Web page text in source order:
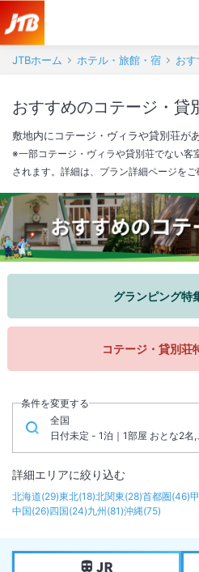
JTBホーム ホテル・旅館・宿 お
おすすめのコテージ・貸
敷地内にコテージ・ヴィラや貸別荘が
※一部コテージ・ヴィラや貸別荘でない客
されます。詳細は、プラン詳細ページをご
コテージ・貸別荘
グランピング特
条件を変更する
全国
日付未定 - 1泊｜1部屋 おとな2名
詳細エリアに絞り込む
北海道(29)東北(18)北関東(28)首都圏(46)
中国(26)四国(24)九州 (81)沖縄(75)